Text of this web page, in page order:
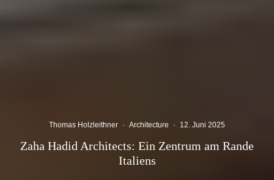
Thomas Holzleithner · Architecture · 12. Juni 2025
Zaha Hadid Architects: Ein Zentrum am Rande
Italiens